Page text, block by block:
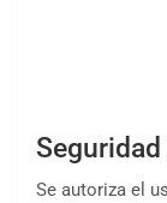
Se autoriza el